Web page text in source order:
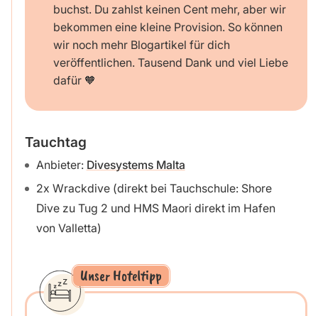
buchst. Du zahlst keinen Cent mehr, aber wir
bekommen eine kleine Provision. So können
wir noch mehr Blogartikel für dich
veröffentlichen. Tausend Dank und viel Liebe
dafür 🧡
Tauchtag
Anbieter: Divesystems Malta
2x Wrackdive (direkt bei Tauchschule: Shore
Dive zu Tug 2 und HMS Maori direkt im Hafen
von Valletta)
Unser Hoteltipp